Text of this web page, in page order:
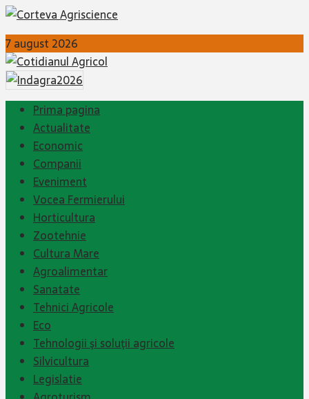
7 august 2026
Prima pagina
Actualitate
Economic
Companii
Eveniment
Vocea Fermierului
Horticultura
Zootehnie
Cultura Mare
Agroalimentar
Sanatate
Tehnici Agricole
Eco
Tehnologii şi soluţii agricole
Silvicultura
Legislatie